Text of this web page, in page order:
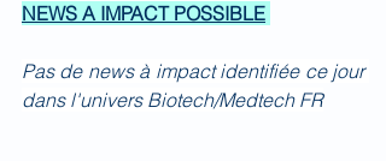
NEWS A IMPACT POSSIBLE
Pas de news à impact identifiée ce jour
dans l'univers Biotech/Medtech FR